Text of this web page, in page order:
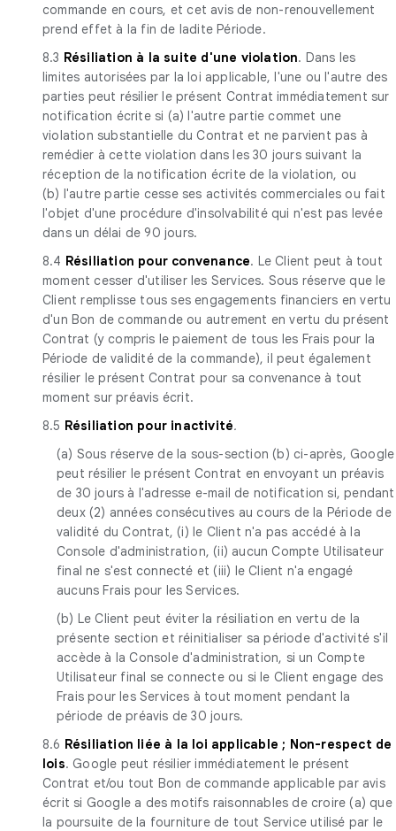
commande en cours, et cet avis de non-renouvellement
prend effet à la fin de ladite Période.
8.3 Résiliation à la suite d'une violation. Dans les
limites autorisées par la loi applicable, l'une ou l'autre des
parties peut résilier le présent Contrat immédiatement sur
notification écrite si (a) l'autre partie commet une
violation substantielle du Contrat et ne parvient pas à
remédier à cette violation dans les 30 jours suivant la
réception de la notification écrite de la violation, ou
(b) l'autre partie cesse ses activités commerciales ou fait
l'objet d'une procédure d'insolvabilité qui n'est pas levée
dans un délai de 90 jours.
8.4 Résiliation pour convenance. Le Client peut à tout
moment cesser d'utiliser les Services. Sous réserve que le
Client remplisse tous ses engagements financiers en vertu
d'un Bon de commande ou autrement en vertu du présent
Contrat (y compris le paiement de tous les Frais pour la
Période de validité de la commande), il peut également
résilier le présent Contrat pour sa convenance à tout
moment sur préavis écrit.
8.5 Résiliation pour inactivité.
(a) Sous réserve de la sous-section (b) ci-après, Google
peut résilier le présent Contrat en envoyant un préavis
de 30 jours à l'adresse e-mail de notification si, pendant
deux (2) années consécutives au cours de la Période de
validité du Contrat, (i) le Client n'a pas accédé à la
Console d'administration, (ii) aucun Compte Utilisateur
final ne s'est connecté et (iii) le Client n'a engagé
aucuns Frais pour les Services.
(b) Le Client peut éviter la résiliation en vertu de la
présente section et réinitialiser sa période d'activité s'il
accède à la Console d'administration, si un Compte
Utilisateur final se connecte ou si le Client engage des
Frais pour les Services à tout moment pendant la
période de préavis de 30 jours.
8.6 Résiliation liée à la loi applicable ; Non-respect de
lois. Google peut résilier immédiatement le présent
Contrat et/ou tout Bon de commande applicable par avis
écrit si Google a des motifs raisonnables de croire (a) que
la poursuite de la fourniture de tout Service utilisé par le